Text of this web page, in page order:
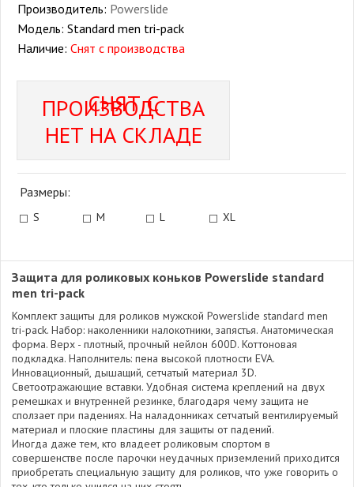
Производитель: Powerslide
Модель: Standard men tri-pack
Наличие: Снят с производства
СНЯТ С
ПРОИЗВОДСТВА
НЕТ НА СКЛАДЕ
Размеры:
S M L XL
Защита для роликовых коньков Powerslide standard
men tri-pack
Комплект защиты для роликов мужской Powerslide standard men
tri-pack. Набор: наколенники налокотники, запястья. Анатомическая
форма. Верх - плотный, прочный нейлон 600D. Коттоновая
подкладка. Наполнитель: пена высокой плотности EVA.
Инновационный, дышащий, сетчатый материал 3D.
Светоотражающие вставки. Удобная система креплений на двух
ремешках и внутренней резинке, благодаря чему защита не
сползает при падениях. На наладонниках сетчатый вентилируемый
материал и плоские пластины для защиты от падений.
Иногда даже тем, кто владеет роликовым спортом в
совершенстве после парочки неудачных приземлений приходится
приобретать специальную защиту для роликов, что уже говорить о